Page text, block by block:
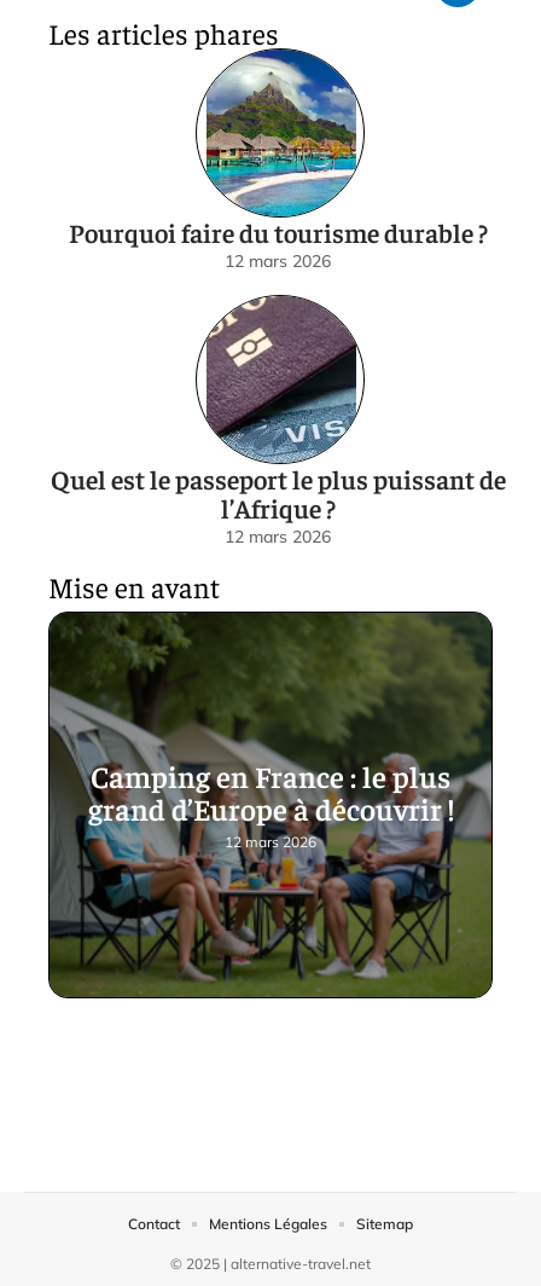
Les articles phares
Pourquoi faire du tourisme durable ?
12 mars 2026
Quel est le passeport le plus puissant de
l’Afrique ?
12 mars 2026
Mise en avant
Camping en France : le plus
grand d’Europe à découvrir !
12 mars 2026
© 2025 | alternative-travel.net
Contact Mentions Légales Sitemap